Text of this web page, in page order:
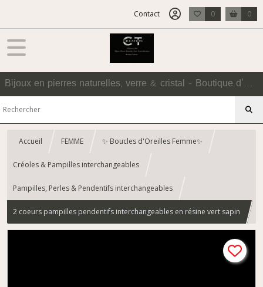
Contact 0 0
Bijoux en pierres naturelles, verre & cristal - Boutique d'Accessoires
Accueil FEMME ✨ Boucles d'Oreilles Femme✨
Créoles & Pampilles interchangeables
Pampilles, Perles & Pendentifs interchangeables
2 coeurs pampilles pendentifs interchangeables en résine vert sapin